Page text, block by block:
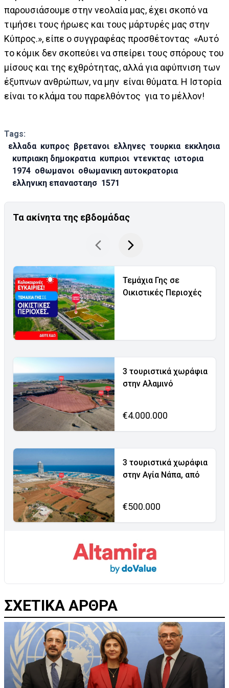
παρουσιάσουμε στην νεολαία μας, έχει σκοπό να
τιμήσει τους ήρωες και τους μάρτυρές μας στην
Κύπρος.», είπε ο συγγραφέας προσθέτοντας «Αυτό
το κόμικ δεν σκοπεύει να σπείρει τους σπόρους του
μίσους και της εχθρότητας, αλλά για αφύπνιση των
έξυπνων ανθρώπων, να μην είναι θύματα. Η Ιστορία
είναι το κλάμα του παρελθόντος για το μέλλον!
Tags:
ελλαδα κυπρος βρετανοι ελληνες τουρκια εκκλησια
κυπριακη δημοκρατια κυπριοι ντενκτας ιστορια
1974 οθωμανοι οθωμανικη αυτοκρατορια
ελληνικη επανασταησ 1571
Τα ακίνητα της εβδομάδας
Τεμάχια Γης σε
Οικιστικές Περιοχές
3 τουριστικά χωράφια
στην Αλαμινό
€4.000.000
3 τουριστικά χωράφια
στην Αγία Νάπα, από
€500.000
ΣΧΕΤΙΚΑ ΑΡΘΡΑ